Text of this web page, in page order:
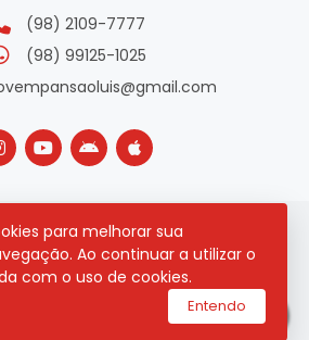
para melhorar sua
Ao continuar a utilizar o
com o uso de cookies.
Entendo
(98) 2109-7777
(98) 99125-1025
os direitos reservados.